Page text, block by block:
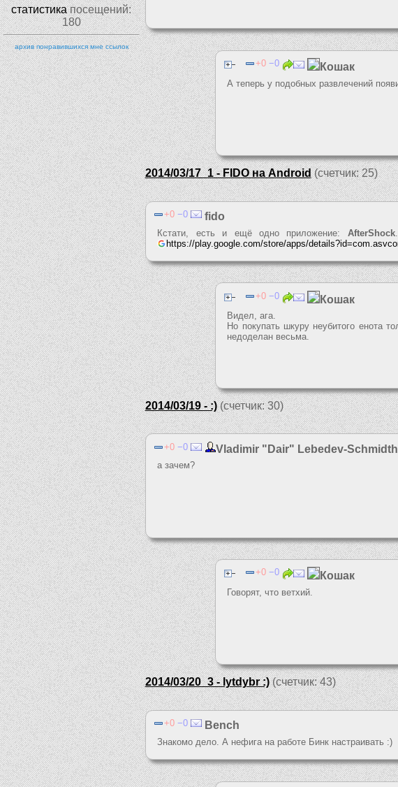
0 0 Кошак
А теперь у подобных развлечений
2014/03/17_1 - FIDO на Android(счетчик: 25)
0 0 fido
Кстати, есть и ещё одно приложение: AfterShock
https://play.google.com/store/apps/
0 0 Кошак
Видел, ага.
Но покупать шкуру неубитого енота
недоделан весьма.
2014/03/19 - :)(счетчик: 30)
0 0 Vladimir "Dair" Lebedev-
а зачем?
0 0 Кошак
Говорят, что ветхий.
2014/03/20_3 - lytdybr :)(счетчик: 43)
0 0 Bench
Знакомо дело. А нефига на работе Бинк настраивать :)
статистикапосещений:
180
архив понравившихся мне ссылок